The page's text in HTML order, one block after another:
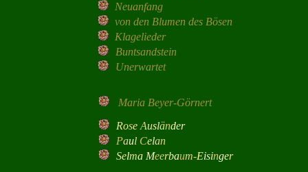
Neuanfang
von den Blumen des Bösen
Klagelieder
Buntsandstein
Unerwartet
Maria Beyer-Görnert
Rose Ausländer
Paul Celan
Selma Meerbaum-Eisinger